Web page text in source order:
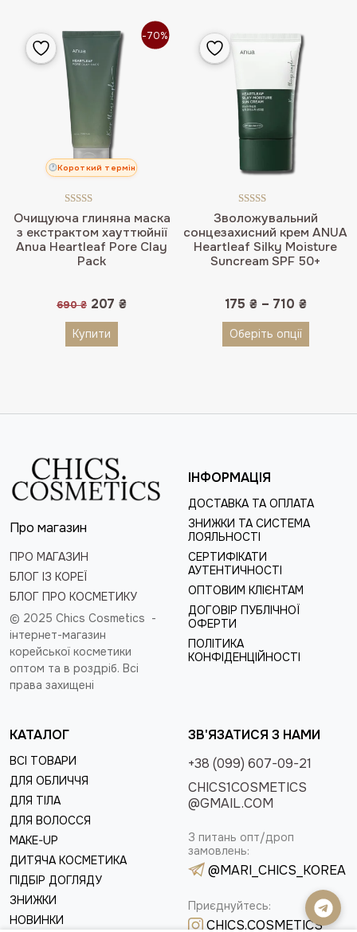
-70%
Короткий термін
Очищуюча глиняна маска
з екстрактом хауттюйнії
Anua Heartleaf Pore Clay
Pack
Оцінено в
5.00з 5
690₴ Оригінальна
690 ₴.
207 ₴Поточна
Купити
Зволожувальний
сонцезахисний крем ANUA
Heartleaf Silky Moisture
Suncream SPF 50+
Оцінено в
4.50з 5
175 ₴– 710 ₴
Оберіть опції
Про магазин
ПРО МАГАЗИН
БЛОГ ІЗ КОРЕЇ
БЛОГ ПРО КОСМЕТИКУ
© 2025 Chics Cosmetics -
інтернет-магазин
корейської косметики
оптом та в роздріб. Всі
права захищені
ІНФОРМАЦІЯ
ДОСТАВКА ТА ОПЛАТА
ЗНИЖКИ ТА СИСТЕМА
ЛОЯЛЬНОСТІ
СЕРТИФІКАТИ
АУТЕНТИЧНОСТІ
ОПТОВИМ КЛІЄНТАМ
ДОГОВІР ПУБЛІЧНОЇ
ОФЕРТИ
ПОЛІТИКА
КОНФІДЕНЦІЙНОСТІ
КАТАЛОГ
ВСІ ТОВАРИ
ДЛЯ ОБЛИЧЧЯ
ДЛЯ ТІЛА
ДЛЯ ВОЛОССЯ
MAKE-UP
ДИТЯЧА КОСМЕТИКА
ПІДБІР ДОГЛЯДУ
ЗНИЖКИ
НОВИНКИ
ЗВ'ЯЗАТИСЯ З НАМИ
+38 (099) 607-09-21
CHICS1COSMETICS
@GMAIL.COM
З питань опт/дроп
замовлень:
@MARI_CHICS_KOREA
Приєднуйтесь:
CHICS.COSMETICS